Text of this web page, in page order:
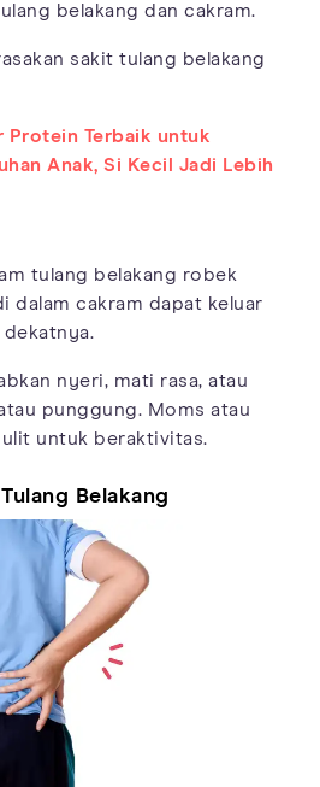
belakang dan cakram.
sakit tulang belakang
Protein Terbaik untuk
Anak, Si Kecil Jadi Lebih
tulang belakang robek
dalam cakram dapat keluar
nyeri, mati rasa, atau
punggung. Moms atau
untuk beraktivitas.
Belakang